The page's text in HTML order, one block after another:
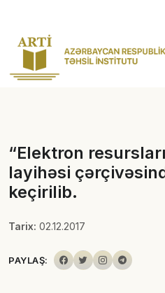
“Elektron
layihəsi
keçirilib.
Tarix: 02.12.2017
PAYLAŞ: